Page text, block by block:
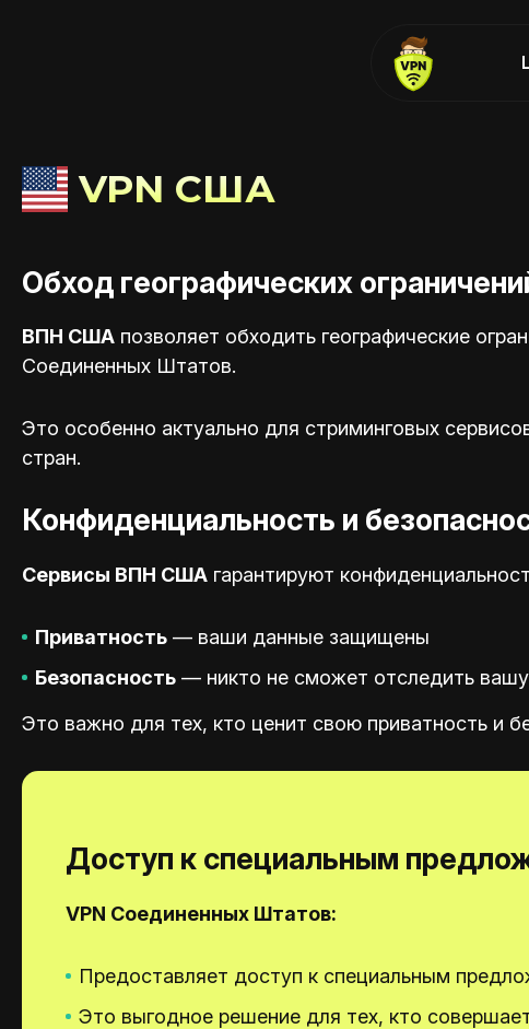
VPN США
Обход географических
ВПН США позволяет обходить географические
Соединенных Штатов.
Это особенно актуально для стриминговых
стран.
Конфиденциальность и
Сервисы ВПН США гарантируют
Приватность — ваши данные защищены
Безопасность — никто не сможет отследить вашу
Это важно для тех, кто ценит свою приватность и
Доступ к специальным
VPN Соединенных Штатов:
Предоставляет доступ к специальным
Это выгодное решение для тех, кто